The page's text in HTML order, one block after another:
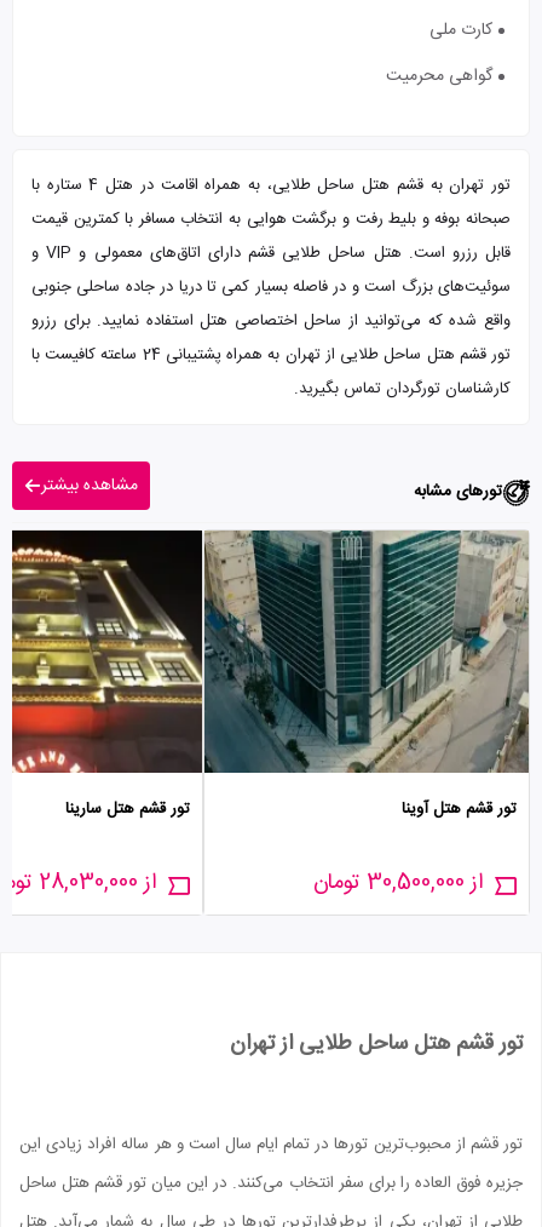
کارت ملی
گواهی محرمیت
تور تهران به قشم هتل ساحل طلایی، به همراه اقامت در هتل 4 ستاره با
صبحانه بوفه و بلیط رفت و برگشت هوایی به انتخاب مسافر با کمترین قیمت
قابل رزرو است. هتل ساحل طلایی قشم دارای اتاق‌های معمولی و VIP و
سوئیت‌های بزرگ است و در فاصله بسیار کمی تا دریا در جاده ساحلی جنوبی
واقع شده که می‌توانید از ساحل اختصاصی هتل استفاده نمایید. برای رزرو
تور قشم هتل ساحل طلایی از تهران به همراه پشتیبانی 24 ساعته کافیست با
کارشناسان تورگردان تماس بگیرید.
تورهای مشابه مشاهده بیشتر
تور قشم هتل آوینا
از 30,500,000 تومان
تور قشم هتل سارینا
از 28,030,000 تومان
تور قشم هتل ساحل طلایی از تهران
تور قشم از محبوب‌ترین تورها در تمام ایام سال است و هر ساله افراد زیادی این
جزیره فوق العاده را برای سفر انتخاب می‌کنند. در این میان تور قشم هتل ساحل